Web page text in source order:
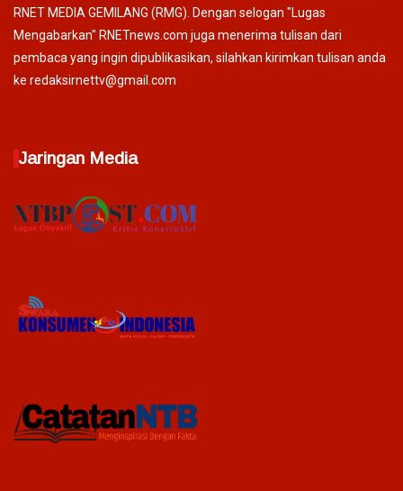
RNET MEDIA GEMILANG (RMG). Dengan selogan "Lugas
Mengabarkan" RNETnews.com juga menerima tulisan dari
pembaca yang ingin dipublikasikan, silahkan kirimkan tulisan anda
ke redaksirnettv@gmail.com
Jaringan Media